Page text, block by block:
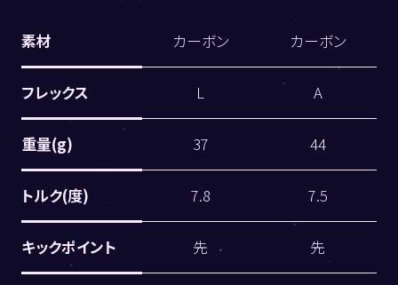
素材 カーボン カーボン
フレックス L A
重量(g) 37 44
トルク(度) 7.8 7.5
キックポイント 先 先